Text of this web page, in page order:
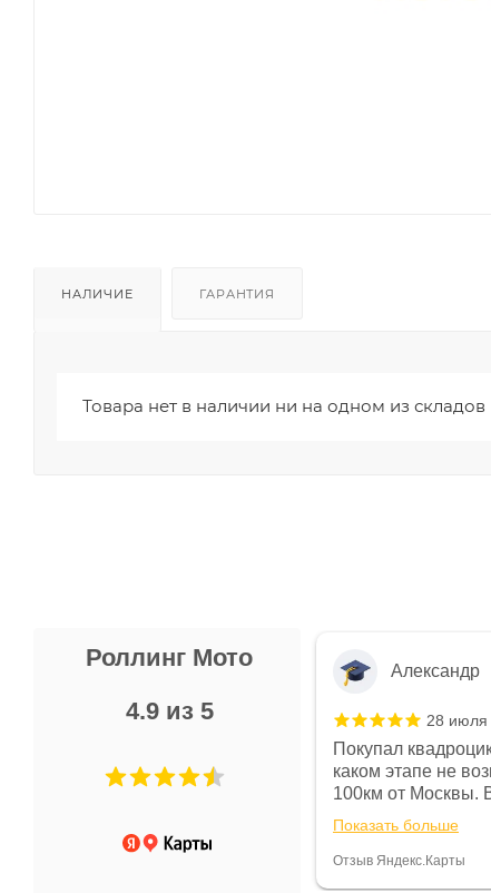
НАЛИЧИЕ ГАРАНТИЯ
Товара нет в наличии ни на одном из складов
Роллинг Мото
4.9 из 5
Не понравились условия
и дают только на год)
Александр
28 июля
Покупал
каком этапе не
100км от Москвы.
спидометре
постоянно были
Считаю, что это
Показать больше
Отзыв Яндекс.Карты